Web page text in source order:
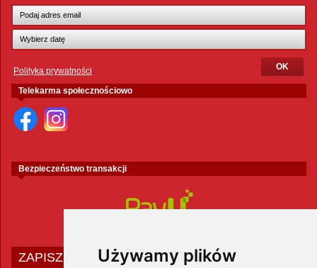
Używamy plików
Polityka prywatności
Telekarma społecznościowo
Bezpieczeństwo transakcji
ZAPISZ SIĘ DO NEWSLETTERA